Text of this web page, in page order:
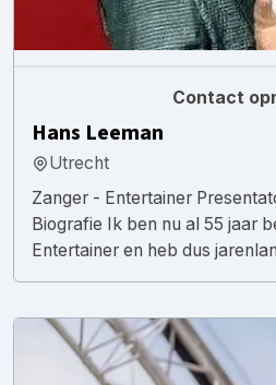
Contact
Hans Leeman
Utrecht
Zanger - Entertainer
Biografie Ik ben nu al 55 jaar
Entertainer en heb dus